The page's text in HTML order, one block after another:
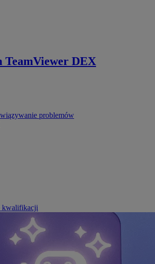
TeamViewer DEX
problemów
kwalifikacji